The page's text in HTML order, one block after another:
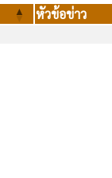
หัวข้อข่าว